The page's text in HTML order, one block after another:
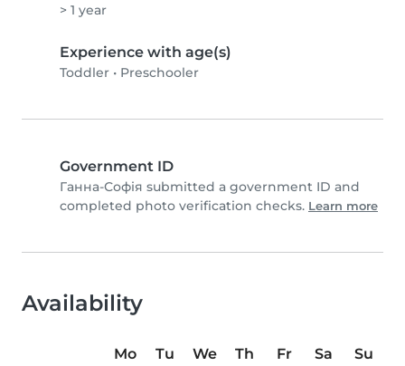
> 1 year
Experience with age(s)
Toddler • Preschooler
Government ID
Ганна-Софія submitted a government ID and
completed photo verification checks. Learn more
Availability
Mo Tu We Th Fr Sa
Su